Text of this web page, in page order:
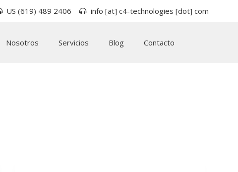
US (619) 489 2406 info [at] c4-technologies [dot] com
Nosotros Servicios Blog Contacto